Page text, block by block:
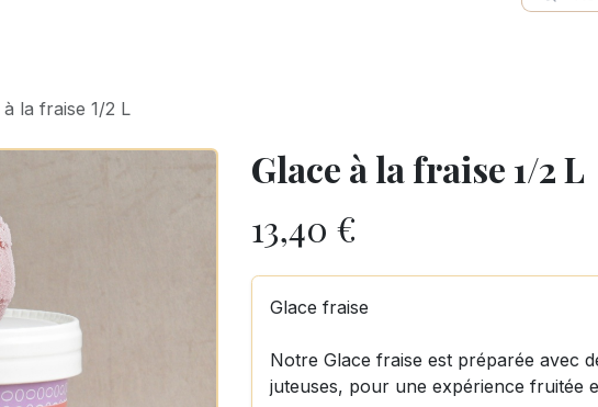
à la fraise 1/2 L
Glace à la fraise 1/2 L
13,40 €
Glace fraise
Notre Glace fraise est préparée avec
juteuses, pour une expérience fruitée